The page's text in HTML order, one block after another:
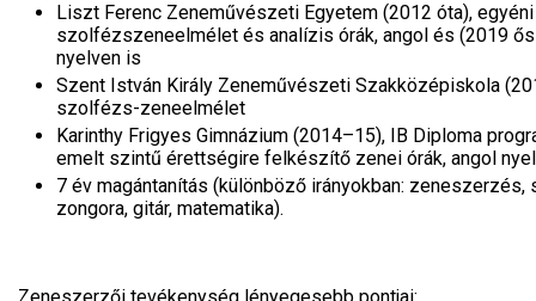
Liszt Ferenc Zeneművészeti Egyetem (2012 óta),
szolfézszeneelmélet és analízis órák, angol és (2019
nyelven is
Szent István Király Zeneművészeti Szakközépiskola
szolfézs-zeneelmélet
Karinthy Frigyes Gimnázium (2014–15), IB Diploma
emelt szintű érettségire felkészítő zenei órák, angol
7 év magántanítás (különböző irányokban:
zongora, gitár, matematika).